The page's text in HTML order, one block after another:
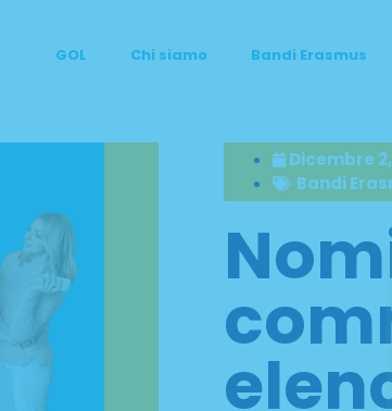
GOL Chi siamo Bandi Erasmus
Dicembre
Bandi